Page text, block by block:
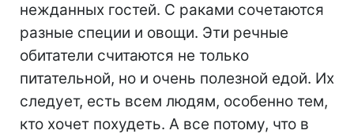
нежданных гостей. С раками сочетаются
разные специи и овощи. Эти речные
обитатели считаются не только
питательной, но и очень полезной едой. Их
следует, есть всем людям, особенно тем,
кто хочет похудеть. А все потому, что в